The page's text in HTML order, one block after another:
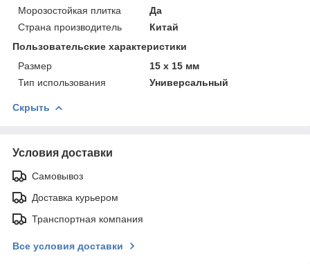
Морозостойкая плитка
Да
Страна производитель
Китай
Пользовательские характеристики
Размер
15 x 15 мм
Тип использования
Универсальный
Скрыть
Условия доставки
Самовывоз
Доставка курьером
Транспортная компания
Все условия доставки